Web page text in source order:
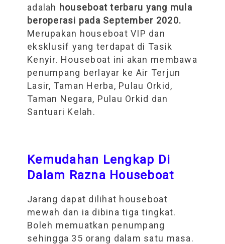
adalah houseboat terbaru yang mula
beroperasi pada September 2020.
Merupakan houseboat VIP dan
eksklusif yang terdapat di Tasik
Kenyir. Houseboat ini akan membawa
penumpang berlayar ke Air Terjun
Lasir, Taman Herba, Pulau Orkid,
Taman Negara, Pulau Orkid dan
Santuari Kelah.
Kemudahan Lengkap Di
Dalam Razna Houseboat
Jarang dapat dilihat houseboat
mewah dan ia dibina tiga tingkat.
Boleh memuatkan penumpang
sehingga 35 orang dalam satu masa.